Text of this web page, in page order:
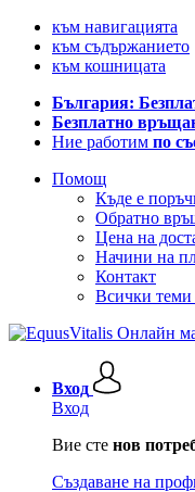
към навигацията
към съдържанието
към кошницата
България:
Безплатно
Ние работим по
Помощ
Къде е
Обратно
Цена на
Начини на
Контакт
Всички
Вход
Вход
Вие сте нов
Създаване на